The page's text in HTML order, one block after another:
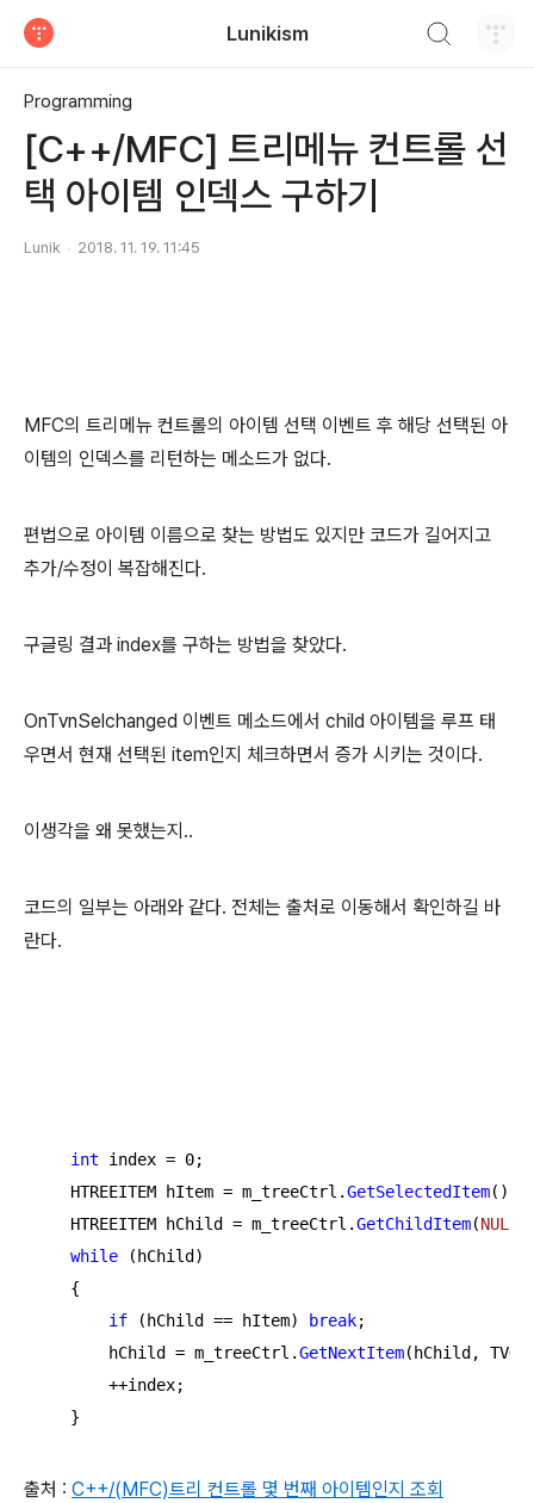
Lunikism
Programming
[C++/MFC] 트리메뉴 컨트롤 선
택 아이템 인덱스 구하기
Lunik 2018. 11. 19. 11:45
MFC의 트리메뉴 컨트롤의 아이템 선택 이벤트 후 해당 선택된 아
이템의 인덱스를 리턴하는 메소드가 없다.
편법으로 아이템 이름으로 찾는 방법도 있지만 코드가 길어지고
추가/수정이 복잡해진다.
구글링 결과 index를 구하는 방법을 찾았다.
OnTvnSelchanged 이벤트 메소드에서 child 아이템을 루프 태
우면서 현재 선택된 item인지 체크하면서 증가 시키는 것이다.
이생각을 왜 못했는지..
코드의 일부는 아래와 같다. 전체는 출처로 이동해서 확인하길 바
란다.
int index = 0;
    HTREEITEM hItem = m_treeCtrl.
GetSelectedItem();
    HTREEITEM hChild = m_treeCtrl.
GetChildItem(NULL
while (hChild)
    {
if (hChild == hItem) break;
        hChild = m_treeCtrl.
GetNextItem(hChild,
        ++index;
    }
출처 : C++/(MFC)트리 컨트롤 몇 번째 아이템인지 조회